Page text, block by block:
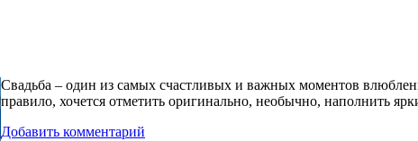
Свадьба – один из самых счастливых и важных моментов
правило, хочется отметить оригинально, необычно, наполнить
Добавить комментарий